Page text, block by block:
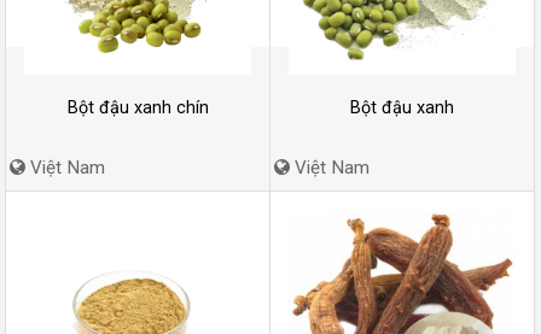
Bột đậu xanh chín
Việt Nam
Bột đậu xanh
Việt Nam